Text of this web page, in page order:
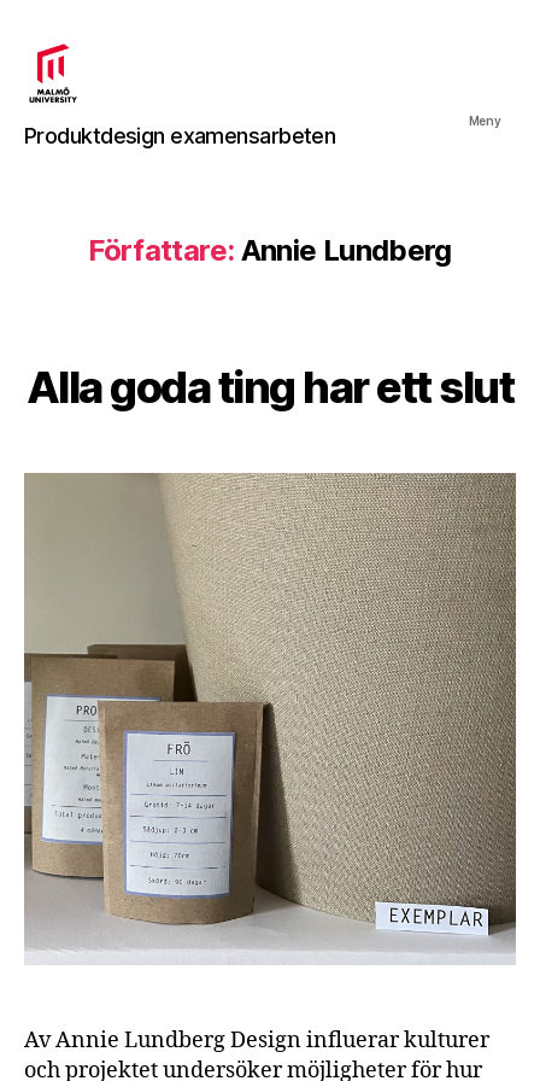
Produktdesign
examensarbeten
Produktdesign examensarbeten
Meny
Författare: Annie Lundberg
Kategorier
Alla goda ting har ett slut
Av Annie Lundberg Design influerar kulturer
och projektet undersöker möjligheter för hur